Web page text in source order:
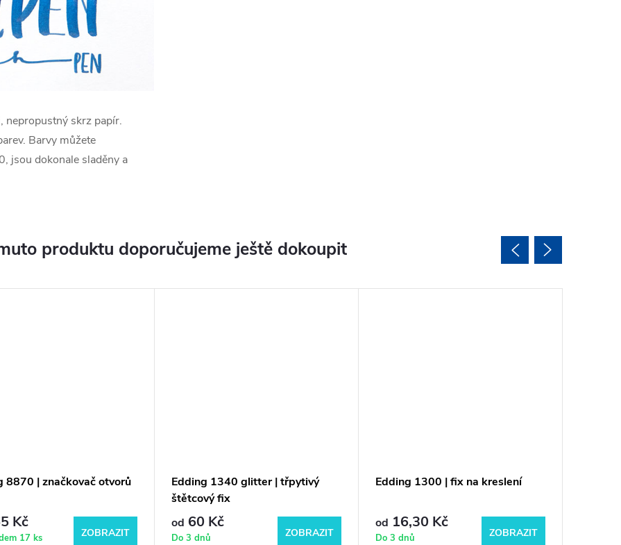
nepropustný skrz papír.
Barvy můžete
jsou dokonale sladěny a
produktu doporučujeme ještě dokoupit
8870 | značkovač otvorů
Kč
17 ks ZOBRAZIT
Edding 1340 glitter | třpytivý
štětcový fix
od 60 Kč
Do 3 dnů ZOBRAZIT
Edding 1300 | fix na kreslení
od 16,30 Kč
Do 3 dnů ZOBRAZIT